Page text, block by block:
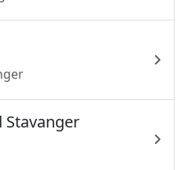
Stavanger